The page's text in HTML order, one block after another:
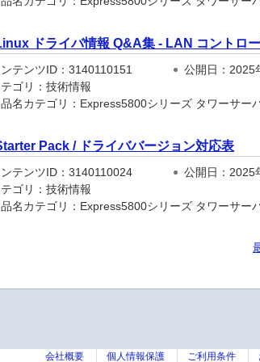
ドライバ情報 Q&A集 - LAN コントロ
テンツID：3140110151 公開日：2025
ゴリ：技術情報
名カテゴリ：Express5800シリーズ タワーサー
Pack / ドライババージョン対応表
テンツID：3140110024 公開日：2025
ゴリ：技術情報
名カテゴリ：Express5800シリーズ タワーサー
会社概要 個人情報保護 ご利用条件